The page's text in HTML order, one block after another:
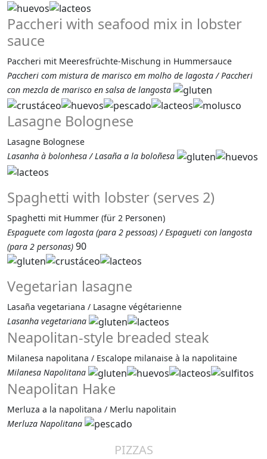
Paccheri with seafood mix in lobster
sauce
Paccheri mit Meeresfrüchte-Mischung in Hummersauce
Paccheri com mistura de marisco em molho de lagosta / Paccheri
con mezcla de marisco en salsa de langosta
Lasagne Bolognese
Lasagne Bolognese
Lasanha à bolonhesa / Lasaña a la boloñesa
Spaghetti with lobster (serves 2)
Spaghetti mit Hummer (für 2 Personen)
Espaguete com lagosta (para 2 pessoas) / Espagueti con langosta
(para 2 personas) 90
Vegetarian lasagne
Lasaña vegetariana / Lasagne végétarienne
Lasanha vegetariana
Neapolitan-style breaded steak
Milanesa napolitana / Escalope milanaise à la napolitaine
Milanesa Napolitana
Neapolitan Hake
Merluza a la napolitana / Merlu napolitain
Merluza Napolitana
PIZZAS